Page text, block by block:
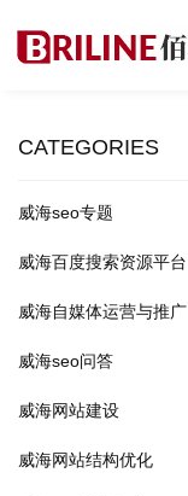
CATEGORIES
威海seo专题
威海百度搜索资源平台
威海自媒体运营与推广
威海seo问答
威海网站建设
威海网站结构优化